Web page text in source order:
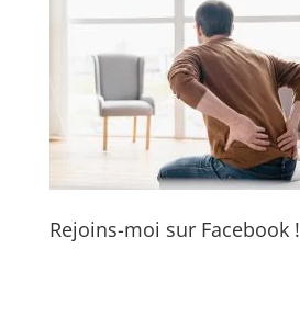
Rejoins-moi sur Facebook !